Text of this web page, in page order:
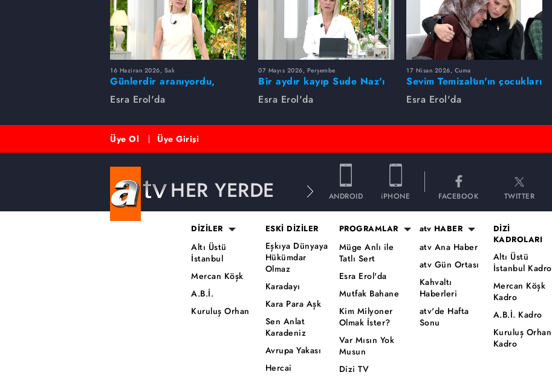
16 Haziran 2026, Salı
Günlerdir aranıyordu,
dakikalar içinde bulundu!
Esra Erol'da
07 Mayıs 2026, Perşembe
Bir aydır kayıp Sude Naz'ı
Esra Erol buldu
Esra Erol'da
17 Nisan 2026, Cuma
Sevim Temizaltın'ın çocukları
nerede?
Esra Erol'da
Üye Ol Üye Girişi
HER YERDE ANDROID iPHONE FACEBOOK TWITTER
DİZİLER
Altı Üstü
İstanbul
Mercan Köşk
A.B.İ.
Kuruluş Orhan
ESKİ DİZİLER
Eşkıya Dünyaya
Hükümdar
Olmaz
Karadayı
Kara Para Aşk
Sen Anlat
Karadeniz
Avrupa Yakası
Hercai
PROGRAMLAR
Müge Anlı ile
Tatlı Sert
Esra Erol'da
Mutfak Bahane
Kim Milyoner
Olmak İster?
Var Mısın Yok
Musun
Dizi TV
atv HABER
atv Ana Haber
atv Gün Ortası
Kahvaltı
Haberleri
atv'de Hafta
Sonu
DİZİ
KADROLARI
Altı Üstü
İstanbul Kadro
Mercan Köşk
Kadro
A.B.İ. Kadro
Kuruluş Orhan
Kadro